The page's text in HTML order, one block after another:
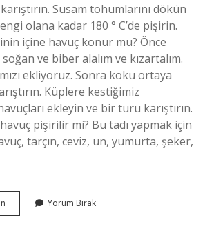
Susam tohumlarını dökün
olana kadar 180 ° C’de pişirin.
içine havuç konur mu? Önce
ve biber alalım ve kızartalım.
ekliyoruz. Sonra koku ortaya
Küplere kestiğimiz
ekleyin ve bir turu karıştırın.
pişirilir mi? Bu tadı yapmak için
tarçın, ceviz, un, yumurta, şeker,
Patatesli
Keke
Yorum Bırak